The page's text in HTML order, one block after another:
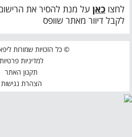
לחצו כאן על מנת להסיר את הרישום
לקבל דיוור מאתר שוופס
© כל הזכויות שמורות
למדיניות פרטיות
תקנון האתר
הצהרת נגישות